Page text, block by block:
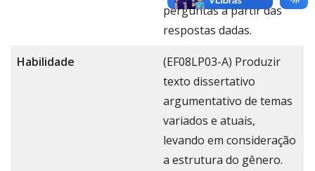
perguntas a partir das
respostas dadas.
Habilidade
(EF08LP03-A) Produzir
texto dissertativo
argumentativo de temas
variados e atuais,
levando em consideração
a estrutura do gênero.